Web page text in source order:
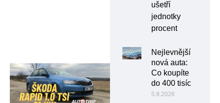
ušetří
jednotky
procent
Nejlevnější
nová auta:
Co koupíte
do 400 tisíc
5.8.2026